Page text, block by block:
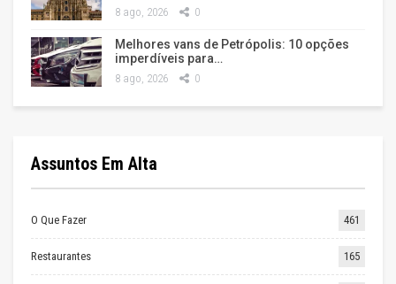
8 ago, 2026 0
Melhores vans de Petrópolis: 10 opções
imperdíveis para…
8 ago, 2026 0
Assuntos Em Alta
O Que Fazer 461
Restaurantes 165